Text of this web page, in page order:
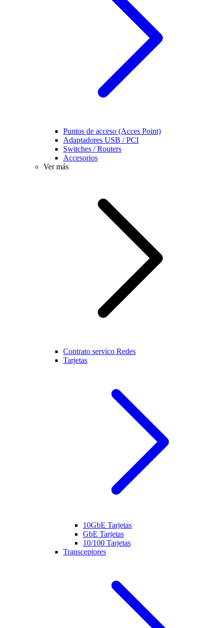
Puntos de acceso (Acces Point)
Adaptadores USB / PCI
Switches / Routers
Accesorios
Ver más
Contrato servico Redes
Tarjetas
10GbE Tarjetas
GbE Tarjetas
10/100 Tarjetas
Transceptores